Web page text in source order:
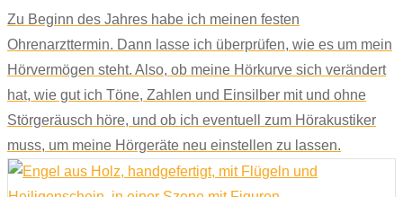
Zu Beginn des Jahres habe ich meinen festen
Ohrenarzttermin. Dann lasse ich überprüfen, wie es um mein
Hörvermögen steht. Also, ob meine Hörkurve sich verändert
hat, wie gut ich Töne, Zahlen und Einsilber mit und ohne
Störgeräusch höre, und ob ich eventuell zum Hörakustiker
muss, um meine Hörgeräte neu einstellen zu lassen.